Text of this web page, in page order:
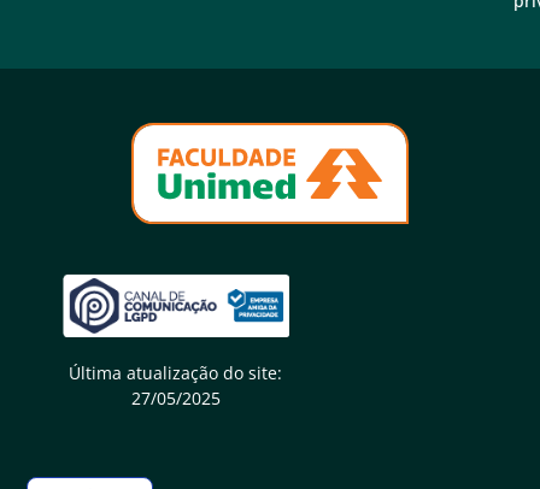
Última atualização do site:
27/05/2025